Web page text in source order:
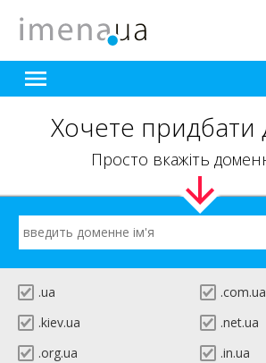
Хочете придбати
Просто вкажіть
.ua
.com.ua
.kiev.ua
.net.ua
.org.ua
.in.ua